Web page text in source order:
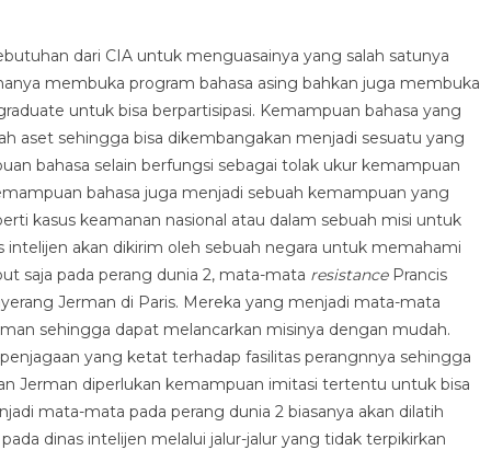
dari CIA untuk menguasainya yang salah satunya
membuka program bahasa asing bahkan juga membuka
untuk bisa berpartisipasi. Kemampuan bahasa yang
aset sehingga bisa dikembangakan menjadi sesuatu yang
bahasa selain berfungsi sebagai tolak ukur kemampuan
bahasa juga menjadi sebuah kemampuan yang
kasus keamanan nasional atau dalam sebuah misi untuk
akan dikirim oleh sebuah negara untuk memahami
saja pada perang dunia 2, mata-mata resistancePrancis
Jerman di Paris. Mereka yang menjadi mata-mata
sehingga dapat melancarkan misinya dengan mudah.
yang ketat terhadap fasilitas perangnnya sehingga
Jerman diperlukan kemampuan imitasi tertentu untuk bisa
mata-mata pada perang dunia 2 biasanya akan dilatih
dinas intelijen melalui jalur-jalur yang tidak terpikirkan